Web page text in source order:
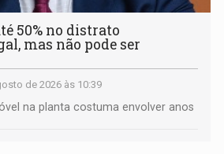
50% no distrato
mas não pode ser
de 2026 às 10:39
na planta costuma envolver anos